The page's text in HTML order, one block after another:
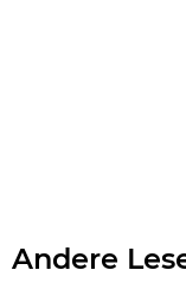
Andere